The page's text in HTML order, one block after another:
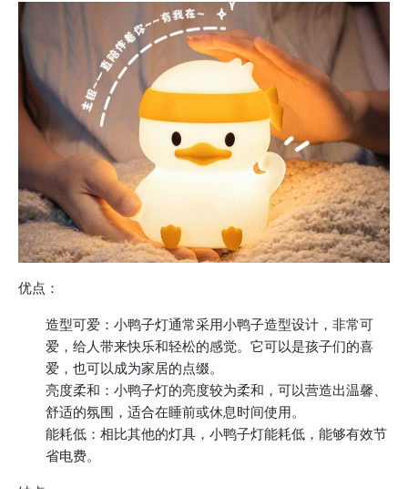
优点：
造型可爱：小鸭子灯通常采用小鸭子造型设计，非常可
爱，给人带来快乐和轻松的感觉。它可以是孩子们的喜
爱，也可以成为家居的点缀。
亮度柔和：小鸭子灯的亮度较为柔和，可以营造出温馨、
舒适的氛围，适合在睡前或休息时间使用。
能耗低：相比其他的灯具，小鸭子灯能耗低，能够有效节
省电费。